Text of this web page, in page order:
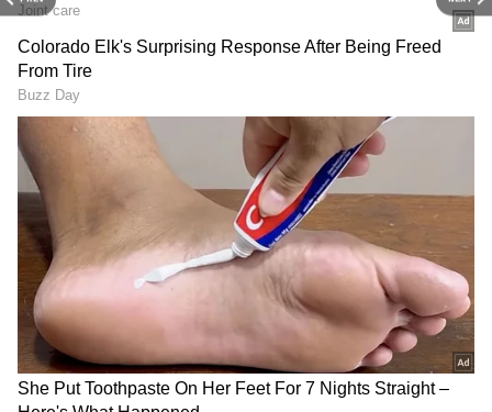
ஆடை மிரர் வேலைபாடுகள்
கொண்டிருந்தது. ஏராளமான எம்பிராய்டரி
வேலைகளும் செய்யப்பட்ட அந்த உடையின்
விலை 4 லட்ச ரூபாயாம்.